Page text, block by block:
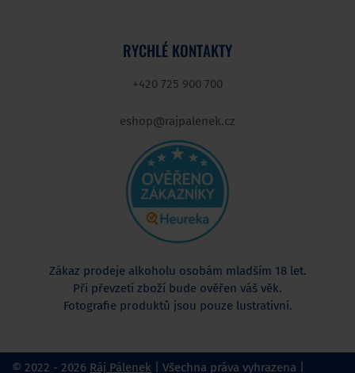
RYCHLÉ KONTAKTY
+420 725 900 700
eshop@rajpalenek.cz
Zákaz prodeje alkoholu osobám mladším 18 let.
Při převzetí zboží bude ověřen váš věk.
Fotografie produktů jsou pouze lustrativní.
© 2022 - 2026 Ráj Pálenek | Všechna práva vyhrazena |